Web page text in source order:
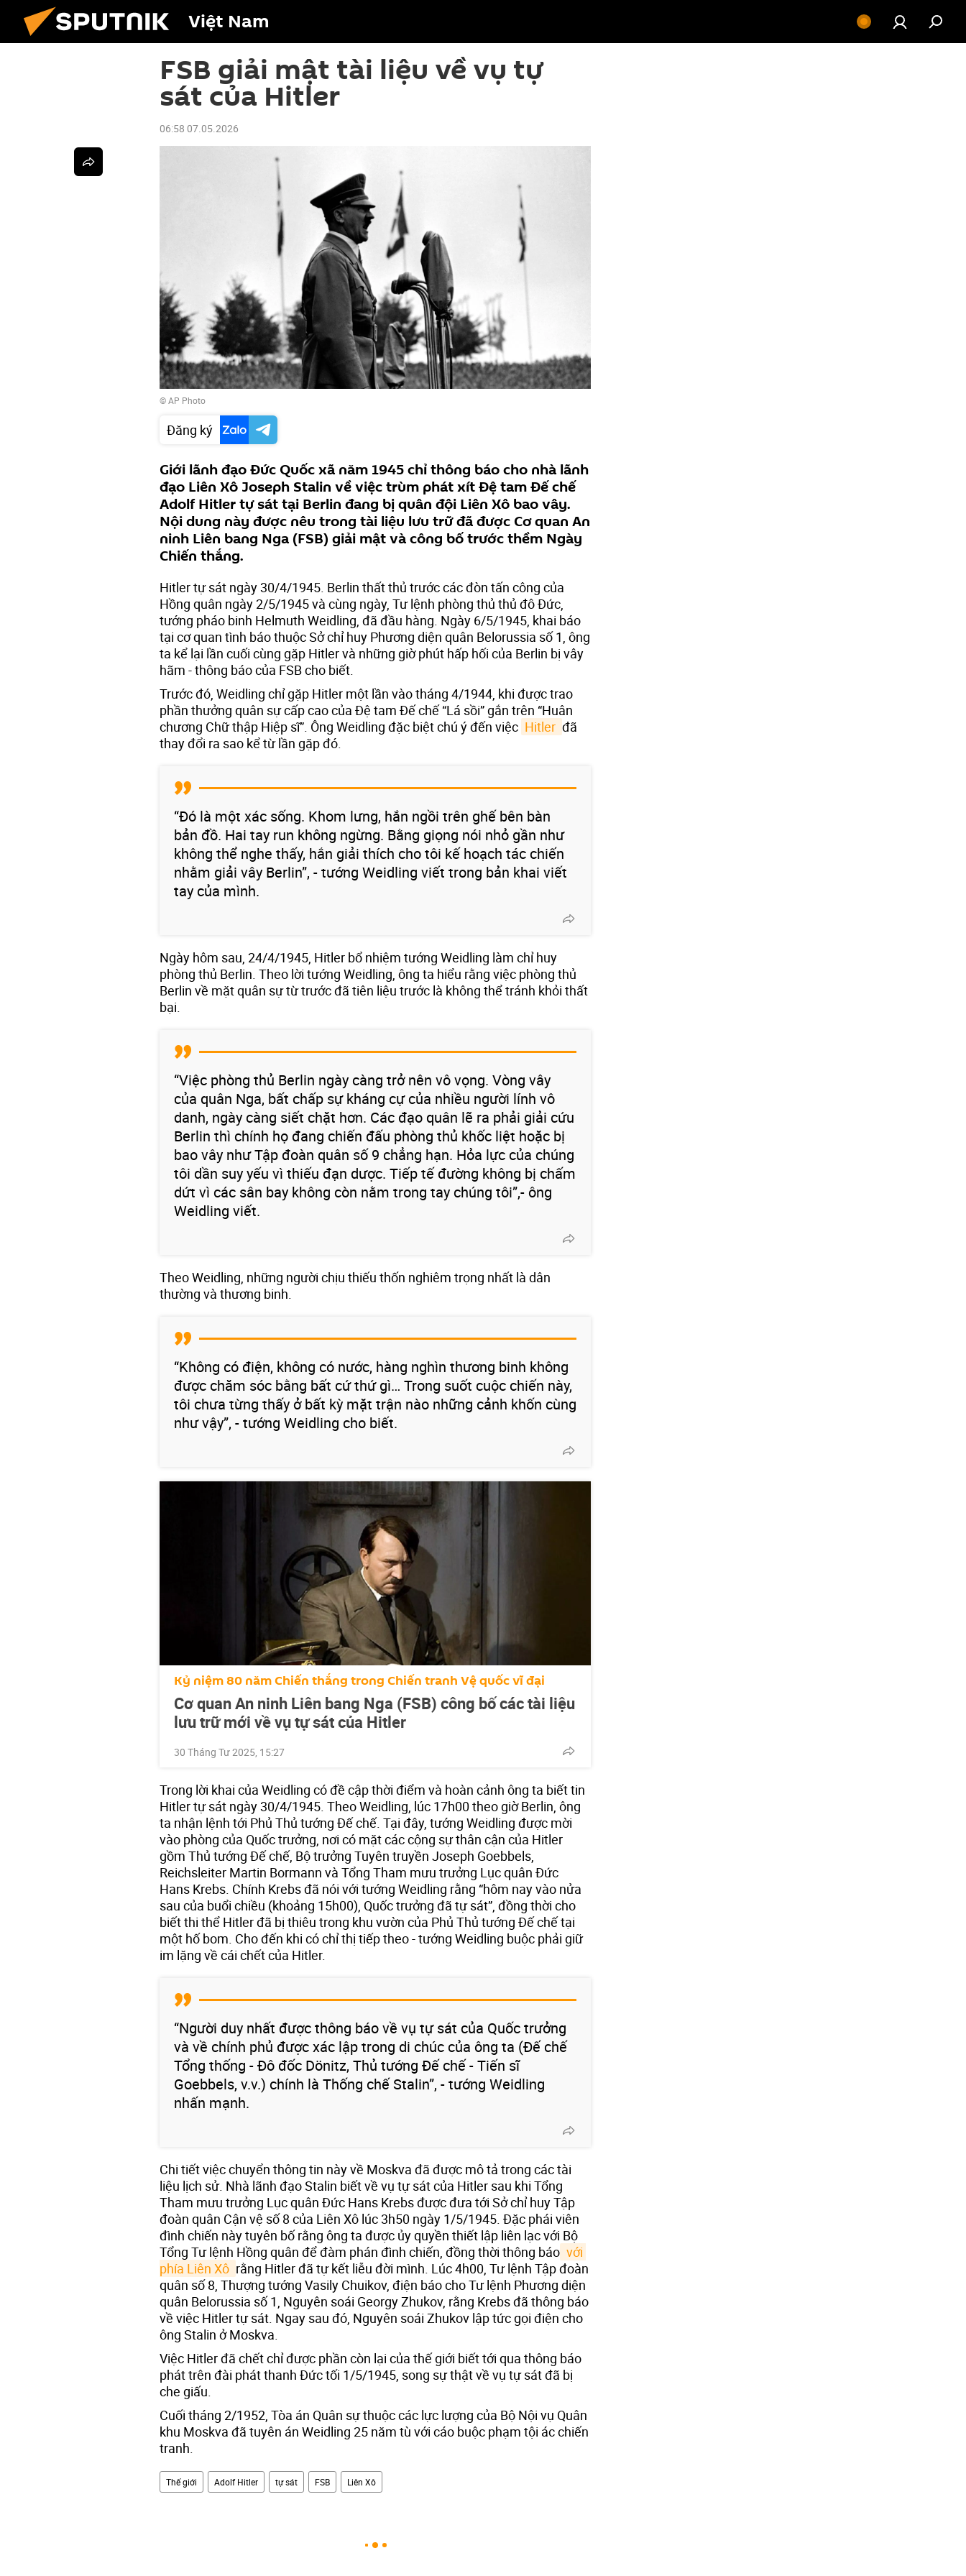
Việt Nam
FSB giải mật tài liệu về vụ tự
sát của Hitler
06:58 07.05.2026
© AP Photo
Đăng ký
Giới lãnh đạo Đức Quốc xã năm 1945 chỉ thông báo cho nhà lãnh
đạo Liên Xô Joseph Stalin về việc trùm phát xít Đệ tam Đế chế
Adolf Hitler tự sát tại Berlin đang bị quân đội Liên Xô bao vây.
Nội dung này được nêu trong tài liệu lưu trữ đã được Cơ quan An
ninh Liên bang Nga (FSB) giải mật và công bố trước thềm Ngày
Chiến thắng.
Hitler tự sát ngày 30/4/1945. Berlin thất thủ trước các đòn tấn công của
Hồng quân ngày 2/5/1945 và cùng ngày, Tư lệnh phòng thủ thủ đô Đức,
tướng pháo binh Helmuth Weidling, đã đầu hàng. Ngày 6/5/1945, khai báo
tại cơ quan tình báo thuộc Sở chỉ huy Phương diện quân Belorussia số 1, ông
ta kể lại lần cuối cùng gặp Hitler và những giờ phút hấp hối của Berlin bị vây
hãm - thông báo của FSB cho biết.
Trước đó, Weidling chỉ gặp Hitler một lần vào tháng 4/1944, khi được trao
phần thưởng quân sự cấp cao của Đệ tam Đế chế “Lá sồi” gắn trên “Huân
chương Chữ thập Hiệp sĩ”. Ông Weidling đặc biệt chú ý đến việc Hitler đã
thay đổi ra sao kể từ lần gặp đó.
“Đó là một xác sống. Khom lưng, hắn ngồi trên ghế bên bàn
bản đồ. Hai tay run không ngừng. Bằng giọng nói nhỏ gần như
không thể nghe thấy, hắn giải thích cho tôi kế hoạch tác chiến
nhằm giải vây Berlin”, - tướng Weidling viết trong bản khai viết
tay của mình.
Ngày hôm sau, 24/4/1945, Hitler bổ nhiệm tướng Weidling làm chỉ huy
phòng thủ Berlin. Theo lời tướng Weidling, ông ta hiểu rằng việc phòng thủ
Berlin về mặt quân sự từ trước đã tiên liệu trước là không thể tránh khỏi thất
bại.
“Việc phòng thủ Berlin ngày càng trở nên vô vọng. Vòng vây
của quân Nga, bất chấp sự kháng cự của nhiều người lính vô
danh, ngày càng siết chặt hơn. Các đạo quân lẽ ra phải giải cứu
Berlin thì chính họ đang chiến đấu phòng thủ khốc liệt hoặc bị
bao vây như Tập đoàn quân số 9 chẳng hạn. Hỏa lực của chúng
tôi dần suy yếu vì thiếu đạn dược. Tiếp tế đường không bị chấm
dứt vì các sân bay không còn nằm trong tay chúng tôi”,- ông
Weidling viết.
Theo Weidling, những người chịu thiếu thốn nghiêm trọng nhất là dân
thường và thương binh.
“Không có điện, không có nước, hàng nghìn thương binh không
được chăm sóc bằng bất cứ thứ gì… Trong suốt cuộc chiến này,
tôi chưa từng thấy ở bất kỳ mặt trận nào những cảnh khốn cùng
như vậy”, - tướng Weidling cho biết.
Kỷ niệm 80 năm Chiến thắng trong Chiến tranh Vệ quốc vĩ đại
Cơ quan An ninh Liên bang Nga (FSB) công bố các tài liệu
lưu trữ mới về vụ tự sát của Hitler
30 Tháng Tư 2025, 15:27
Trong lời khai của Weidling có đề cập thời điểm và hoàn cảnh ông ta biết tin
Hitler tự sát ngày 30/4/1945. Theo Weidling, lúc 17h00 theo giờ Berlin, ông
ta nhận lệnh tới Phủ Thủ tướng Đế chế. Tại đây, tướng Weidling được mời
vào phòng của Quốc trưởng, nơi có mặt các cộng sự thân cận của Hitler
gồm Thủ tướng Đế chế, Bộ trưởng Tuyên truyền Joseph Goebbels,
Reichsleiter Martin Bormann và Tổng Tham mưu trưởng Lục quân Đức
Hans Krebs. Chính Krebs đã nói với tướng Weidling rằng “hôm nay vào nửa
sau của buổi chiều (khoảng 15h00), Quốc trưởng đã tự sát”, đồng thời cho
biết thi thể Hitler đã bị thiêu trong khu vườn của Phủ Thủ tướng Đế chế tại
một hố bom. Cho đến khi có chỉ thị tiếp theo - tướng Weidling buộc phải giữ
im lặng về cái chết của Hitler.
“Người duy nhất được thông báo về vụ tự sát của Quốc trưởng
và về chính phủ được xác lập trong di chúc của ông ta (Đế chế
Tổng thống - Đô đốc Dönitz, Thủ tướng Đế chế - Tiến sĩ
Goebbels, v.v.) chính là Thống chế Stalin”, - tướng Weidling
nhấn mạnh.
Chi tiết việc chuyển thông tin này về Moskva đã được mô tả trong các tài
liệu lịch sử. Nhà lãnh đạo Stalin biết về vụ tự sát của Hitler sau khi Tổng
Tham mưu trưởng Lục quân Đức Hans Krebs được đưa tới Sở chỉ huy Tập
đoàn quân Cận vệ số 8 của Liên Xô lúc 3h50 ngày 1/5/1945. Đặc phái viên
đình chiến này tuyên bố rằng ông ta được ủy quyền thiết lập liên lạc với Bộ
Tổng Tư lệnh Hồng quân để đàm phán đình chiến, đồng thời thông báo với
phía Liên Xô rằng Hitler đã tự kết liễu đời mình. Lúc 4h00, Tư lệnh Tập đoàn
quân số 8, Thượng tướng Vasily Chuikov, điện báo cho Tư lệnh Phương diện
quân Belorussia số 1, Nguyên soái Georgy Zhukov, rằng Krebs đã thông báo
về việc Hitler tự sát. Ngay sau đó, Nguyên soái Zhukov lập tức gọi điện cho
ông Stalin ở Moskva.
Việc Hitler đã chết chỉ được phần còn lại của thế giới biết tới qua thông báo
phát trên đài phát thanh Đức tối 1/5/1945, song sự thật về vụ tự sát đã bị
che giấu.
Cuối tháng 2/1952, Tòa án Quân sự thuộc các lực lượng của Bộ Nội vụ Quân
khu Moskva đã tuyên án Weidling 25 năm tù với cáo buộc phạm tội ác chiến
tranh.
Thế giới Adolf Hitler tự sát FSB Liên Xô